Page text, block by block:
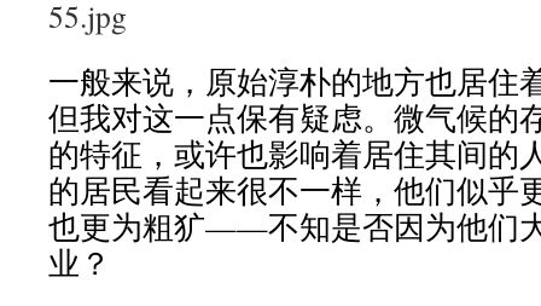
一般来说，原始淳朴的地方也居住
但我对这一点保有疑虑。微气候的
的特征，或许也影响着居住其间的
的居民看起来很不一样，他们似乎
也更为粗犷——不知是否因为他们
业？